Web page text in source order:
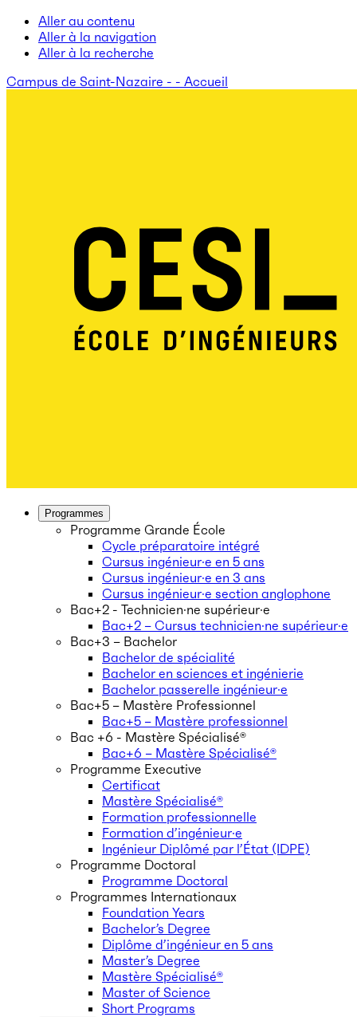
Aller au contenu
Aller à la navigation
Aller à la recherche
Campus de Saint-Nazaire - - Accueil
Programmes
Programme Grande École
Cycle préparatoire intégré
Cursus ingénieur·e en 5 ans
Cursus ingénieur·e en 3 ans
Cursus ingénieur·e section anglophone
Bac+2 - Technicien·ne supérieur·e
Bac+2 – Cursus technicien·ne supérieur·e
Bac+3 – Bachelor
Bachelor de spécialité
Bachelor en sciences et ingénierie
Bachelor passerelle ingénieur·e
Bac+5 – Mastère Professionnel
Bac+5 – Mastère professionnel
Bac +6 - Mastère Spécialisé®
Bac+6 – Mastère Spécialisé®
Programme Executive
Certificat
Mastère Spécialisé®
Formation professionnelle
Formation d’ingénieur·e
Ingénieur Diplômé par l’État (IDPE)
Programme Doctoral
Programme Doctoral
Programmes Internationaux
Foundation Years
Bachelor’s Degree
Diplôme d’ingénieur en 5 ans
Master’s Degree
Mastère Spécialisé®
Master of Science
Short Programs